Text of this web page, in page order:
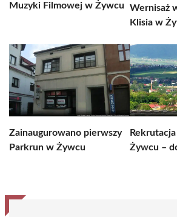
Muzyki Filmowej w Żywcu
Wernisaż
Klisia w
Zainaugurowano pierwszy
Parkrun w Żywcu
Żywcu –